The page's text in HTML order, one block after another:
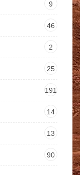
9
46
2
25
191
14
13
90